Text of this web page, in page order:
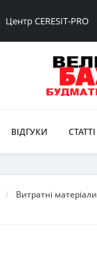
Центр CERESIT-PRO
ВІДГУКИ СТАТТІ
Витратні матеріали